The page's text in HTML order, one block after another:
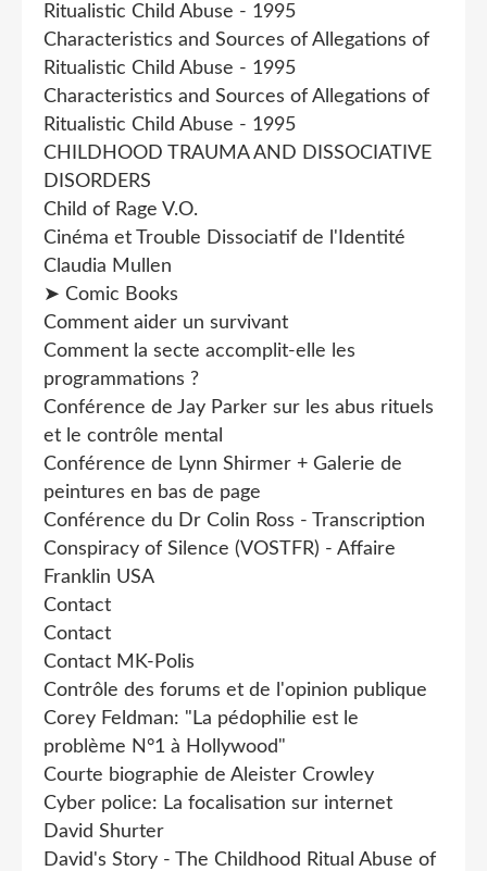
Ritualistic Child Abuse - 1995
Characteristics and Sources of Allegations of
Ritualistic Child Abuse - 1995
Characteristics and Sources of Allegations of
Ritualistic Child Abuse - 1995
CHILDHOOD TRAUMA AND DISSOCIATIVE
DISORDERS
Child of Rage V.O.
Cinéma et Trouble Dissociatif de l'Identité
Claudia Mullen
➤ Comic Books
Comment aider un survivant
Comment la secte accomplit-elle les
programmations ?
Conférence de Jay Parker sur les abus rituels
et le contrôle mental
Conférence de Lynn Shirmer + Galerie de
peintures en bas de page
Conférence du Dr Colin Ross - Transcription
Conspiracy of Silence (VOSTFR) - Affaire
Franklin USA
Contact
Contact
Contact MK-Polis
Contrôle des forums et de l'opinion publique
Corey Feldman: "La pédophilie est le
problème N°1 à Hollywood"
Courte biographie de Aleister Crowley
Cyber police: La focalisation sur internet
David Shurter
David's Story - The Childhood Ritual Abuse of